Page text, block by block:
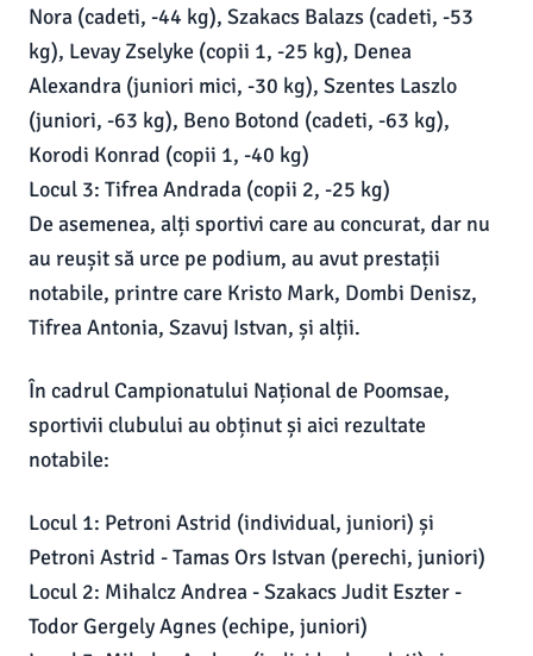
Nora (cadeti, -44 kg), Szakacs Balazs (cadeti, -53
kg), Levay Zselyke (copii 1, -25 kg), Denea
Alexandra (juniori mici, -30 kg), Szentes Laszlo
(juniori, -63 kg), Beno Botond (cadeti, -63 kg),
Korodi Konrad (copii 1, -40 kg)
Locul 3: Tifrea Andrada (copii 2, -25 kg)
De asemenea, alți sportivi care au concurat, dar nu
au reușit să urce pe podium, au avut prestații
notabile, printre care Kristo Mark, Dombi Denisz,
Tifrea Antonia, Szavuj Istvan, și alții.
În cadrul Campionatului Național de Poomsae,
sportivii clubului au obținut și aici rezultate
notabile:
Locul 1: Petroni Astrid (individual, juniori) și
Petroni Astrid - Tamas Ors Istvan (perechi, juniori)
Locul 2: Mihalcz Andrea - Szakacs Judit Eszter -
Todor Gergely Agnes (echipe, juniori)